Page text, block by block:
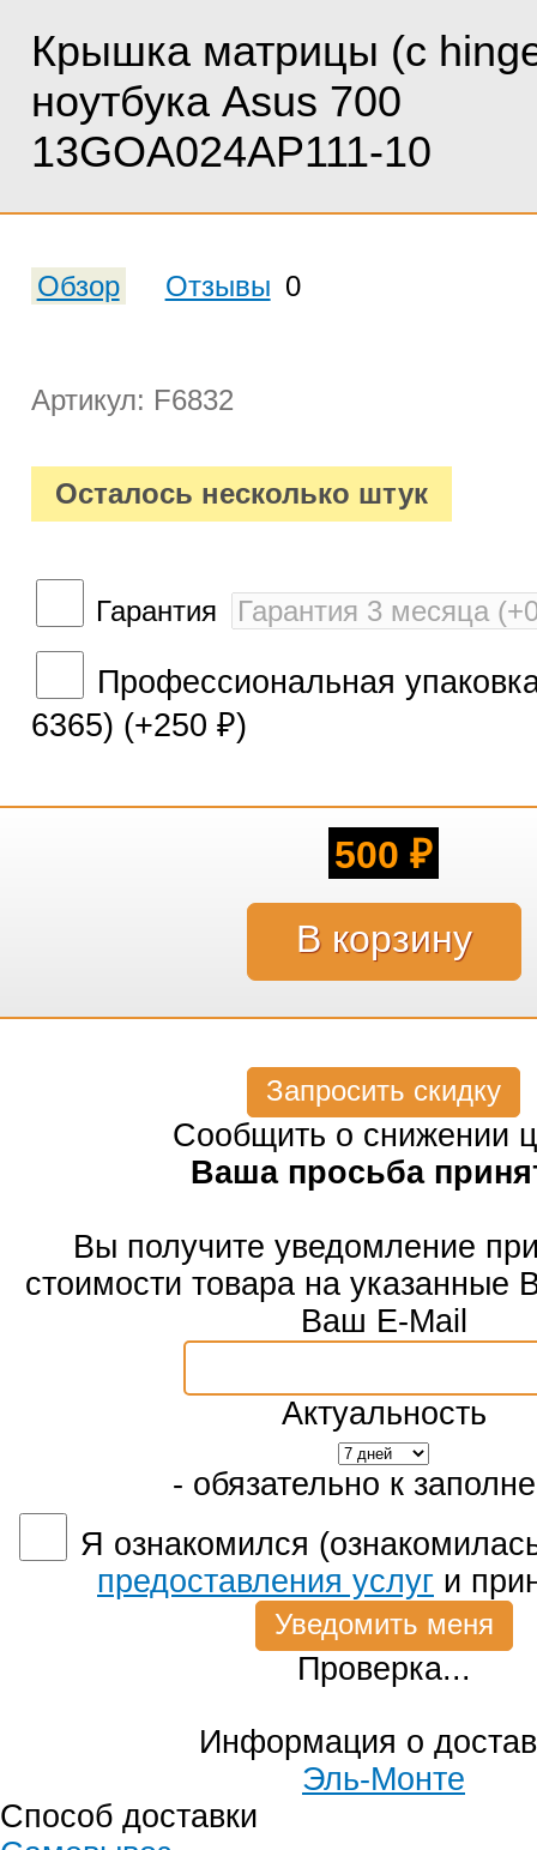
Крышка матрицы (c
ноутбука Asus 700
13GOA024AP111-10
Обзор Отзывы 0
Артикул: F6832
Осталось несколько штук
Гарантия
Профессиональная
6365) (+250 ₽)
500 ₽
Запросить скидку
Сообщить о снижении
Ваша просьба
Вы получите уведомление
стоимости товара на указанные
Ваш E-Mail
Актуальность
- обязательно к
Я ознакомился
предоставления услуг и
Проверка...
Информация о
Эль-Монте
Способ доставки